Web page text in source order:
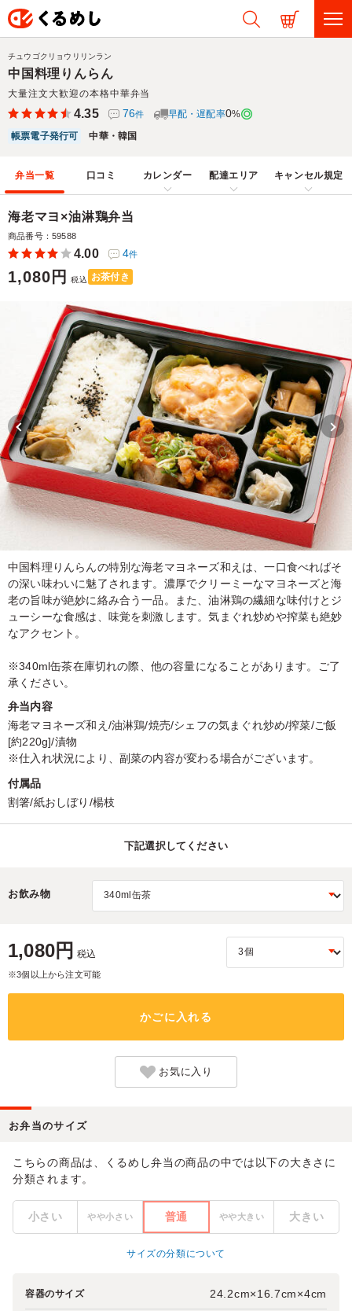
中国料理りんらん
大量注文大歓迎の本格中華弁当
チュウゴクリョウリリンラン
4.35 76件 早配・遅配率0%
帳票電子発行可
中華・韓国
弁当一覧 口コミ カレンダー 配達エリア キャンセル規定
海老マヨ×油淋鶏弁当
商品番号：59588
4.00 4件
1,080円 税込 お茶付き
中国料理りんらんの特別な海老マヨネーズ和えは、一口食べればそ
の深い味わいに魅了されます。濃厚でクリーミーなマヨネーズと海
老の旨味が絶妙に絡み合う一品。また、油淋鶏の繊細な味付けとジ
ューシーな食感は、味覚を刺激します。気まぐれ炒めや搾菜も絶妙
なアクセント。
※340ml缶茶在庫切れの際、他の容量になることがあります。ご了
承ください。
弁当内容
海老マヨネーズ和え/油淋鶏/焼売/シェフの気まぐれ炒め/搾菜/ご飯
[約220g]/漬物
※仕入れ状況により、副菜の内容が変わる場合がございます。
付属品
割箸/紙おしぼり/楊枝
下記選択してください
お飲み物
1,080円 税込
※3個以上から注文可能
かごに入れる
お気に入り
お弁当のサイズ
こちらの商品は、くるめし弁当の商品の中では以下の大きさに
分類されます。
小さい やや小さい 普通 やや大きい 大きい
サイズの分類について
容器のサイズ 24.2cm×16.7cm×4cm